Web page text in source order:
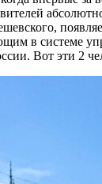
в системе
Вот эти 2